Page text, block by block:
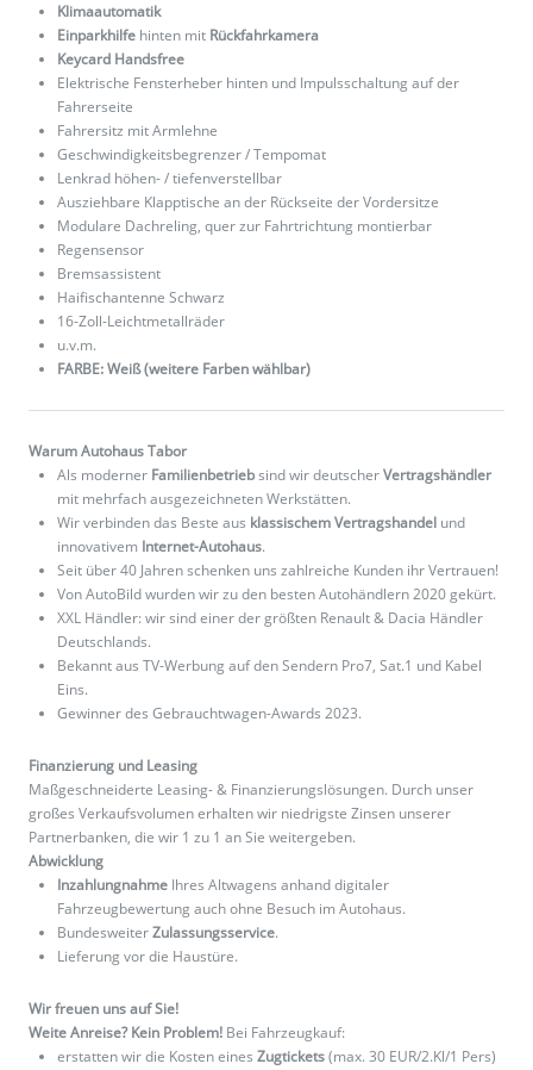
Klimaautomatik
Einparkhilfe hinten mit Rückfahrkamera
Keycard Handsfree
Elektrische Fensterheber hinten und Impulsschaltung auf der
Fahrerseite
Fahrersitz mit Armlehne
Geschwindigkeitsbegrenzer / Tempomat
Lenkrad höhen- / tiefenverstellbar
Ausziehbare Klapptische an der Rückseite der Vordersitze
Modulare Dachreling, quer zur Fahrtrichtung montierbar
Regensensor
Bremsassistent
Haifischantenne Schwarz
16-Zoll-Leichtmetallräder
u.v.m.
FARBE: Weiß (weitere Farben wählbar)
Warum Autohaus Tabor
Als moderner Familienbetriebsind wir deutscherVertragshändler
mit mehrfach ausgezeichneten Werkstätten.
Wir verbinden das Beste aus klassischem Vertragshandel und
innovativem Internet-Autohaus.
Seit über 40 Jahren schenken uns zahlreiche Kunden ihr Vertrauen!
Von AutoBild wurden wir zu den besten Autohändlern 2020 gekürt.
XXL Händler: wir sind einer der größten Renault & Dacia Händler
Deutschlands.
Bekannt aus TV-Werbung auf den Sendern Pro7, Sat.1 und Kabel
Eins.
Gewinner des Gebrauchtwagen-Awards 2023.
Finanzierung und Leasing
Maßgeschneiderte Leasing- & Finanzierungslösungen. Durch unser
großes Verkaufsvolumen erhalten wir niedrigste Zinsen unserer
Partnerbanken, die wir 1 zu 1 an Sie weitergeben.
Abwicklung
Inzahlungnahme Ihres Altwagens anhand digitaler
Fahrzeugbewertung auch ohne Besuch im Autohaus.
BundesweiterZulassungsservice.
Lieferung vor die Haustüre.
Wir freuen uns auf Sie!
Weite Anreise? Kein Problem! Bei Fahrzeugkauf:
erstatten wir die Kosten eines Zugtickets(max. 30 EUR/2.Kl/1 Pers)